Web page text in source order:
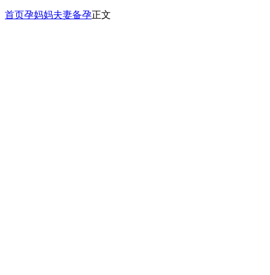
首页孕妈妈夫妻备孕正文